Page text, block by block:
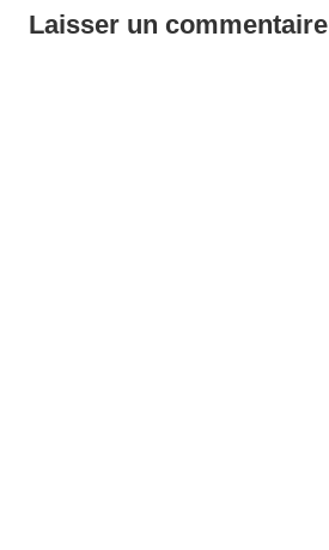
Laisser un commentaire